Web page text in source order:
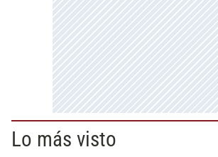
Lo más visto